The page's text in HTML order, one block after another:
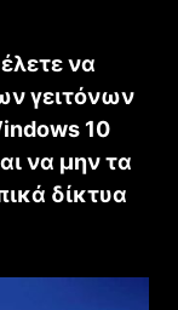
να
γειτόνων
10
να μην τα
δίκτυα